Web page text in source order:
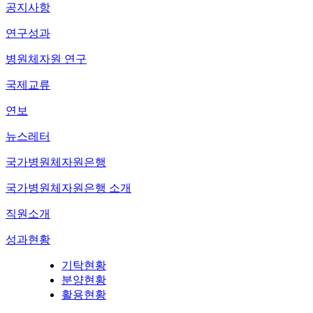
공지사항
연구성과
병원체자원 연구
국제교류
연보
뉴스레터
국가병원체자원은행
국가병원체자원은행 소개
직원소개
성과현황
기탁현황
분양현황
활용현황